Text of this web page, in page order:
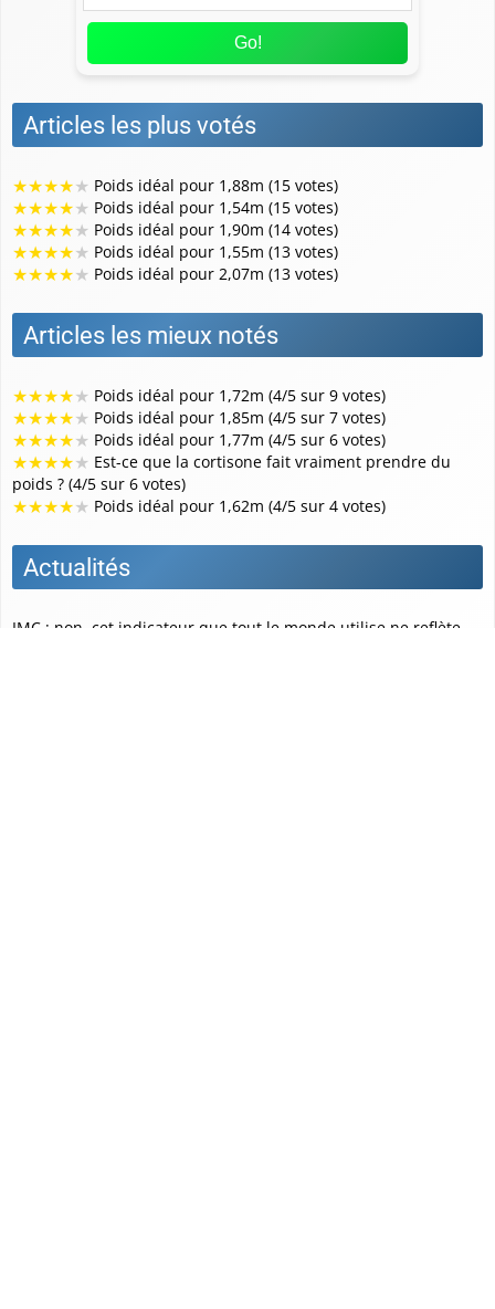
Go!
Articles les plus votés
★★★★★ Poids idéal pour 1,88m (15 votes)
★★★★★ Poids idéal pour 1,54m (15 votes)
★★★★★ Poids idéal pour 1,90m (14 votes)
★★★★★ Poids idéal pour 1,55m (13 votes)
★★★★★ Poids idéal pour 2,07m (13 votes)
Articles les mieux notés
★★★★★ Poids idéal pour 1,72m (4/5 sur 9 votes)
★★★★★ Poids idéal pour 1,85m (4/5 sur 7 votes)
★★★★★ Poids idéal pour 1,77m (4/5 sur 6 votes)
★★★★★ Est-ce que la cortisone fait vraiment prendre du
poids ? (4/5 sur 6 votes)
★★★★★ Poids idéal pour 1,62m (4/5 sur 4 votes)
Actualités
IMC : non, cet indicateur que tout le monde utilise ne reflète